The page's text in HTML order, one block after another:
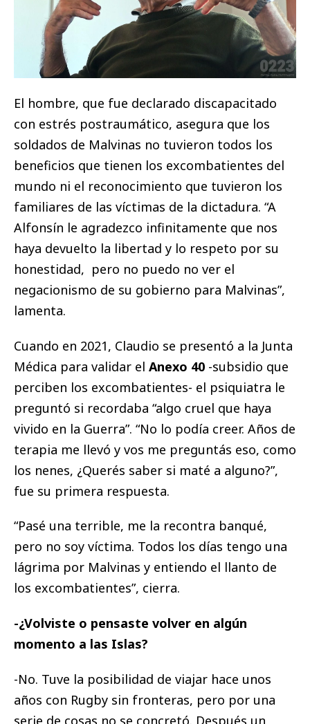
El hombre, que fue declarado discapacitado
con estrés postraumático, asegura que los
soldados de Malvinas no tuvieron todos los
beneficios que tienen los excombatientes del
mundo ni el reconocimiento que tuvieron los
familiares de las víctimas de la dictadura. “A
Alfonsín le agradezco infinitamente que nos
haya devuelto la libertad y lo respeto por su
honestidad, pero no puedo no ver el
negacionismo de su gobierno para Malvinas”,
lamenta.
Cuando en 2021, Claudio se presentó a la Junta
Médica para validar el Anexo 40 -subsidio que
perciben los excombatientes- el psiquiatra le
preguntó si recordaba “algo cruel que haya
vivido en la Guerra”. “No lo podía creer. Años de
terapia me llevó y vos me preguntás eso, como
los nenes, ¿Querés saber si maté a alguno?”,
fue su primera respuesta.
“Pasé una terrible, me la recontra banqué,
pero no soy víctima. Todos los días tengo una
lágrima por Malvinas y entiendo el llanto de
los excombatientes”, cierra.
-¿Volviste o pensaste volver en algún
momento a las Islas?
-No. Tuve la posibilidad de viajar hace unos
años con Rugby sin fronteras, pero por una
serie de cosas no se concretó. Después un